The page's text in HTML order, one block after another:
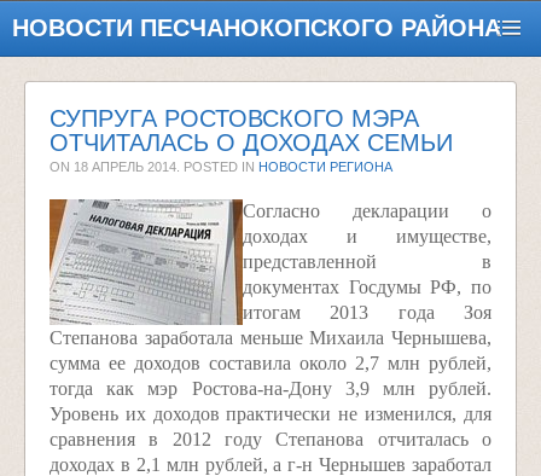
НОВОСТИ ПЕСЧАНОКОПСКОГО РАЙОНА
СУПРУГА РОСТОВСКОГО МЭРА
ОТЧИТАЛАСЬ О ДОХОДАХ СЕМЬИ
ON 18 АПРЕЛЬ 2014 . POSTED IN НОВОСТИ РЕГИОНА
Согласно декларации о
доходах и имуществе,
представленной в
документах Госдумы РФ, по
итогам 2013 года Зоя
Степанова заработала меньше Михаила Чернышева,
сумма ее доходов составила около 2,7 млн рублей,
тогда как мэр Ростова-на-Дону 3,9 млн рублей.
Уровень их доходов практически не изменился, для
сравнения в 2012 году Степанова отчиталась о
доходах в 2,1 млн рублей, а г-н Чернышев заработал